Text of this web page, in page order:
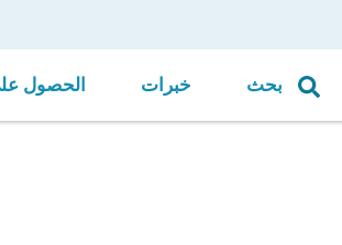
الحصول خبرات بحث